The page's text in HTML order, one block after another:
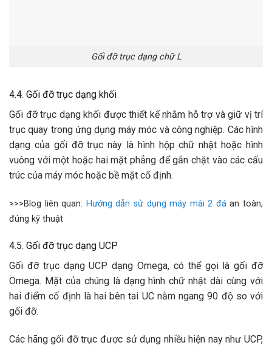
Gối đỡ trục dạng chữ L
4.4. Gối đỡ trục dạng khối
Gối đỡ trục dạng khối được thiết kế nhằm hỗ trợ và giữ vị trí
trục quay trong ứng dụng máy móc và công nghiệp. Các hình
dạng của gối đỡ trục này là hình hộp chữ nhật hoặc hình
vuông với một hoặc hai mặt phẳng để gắn chặt vào các cấu
trúc của máy móc hoặc bề mặt cố định.
>>>Blog liên quan: Hướng dẫn sử dụng máy mài 2 đáan toàn,
đúng kỹ thuật
4.5. Gối đỡ trục dạng UCP
Gối đỡ trục dạng UCP dạng Omega, có thể gọi là gối đỡ
Omega. Mặt của chúng là dạng hình chữ nhật dài cùng với
hai điểm cố định là hai bên tai UC nằm ngang 90 độ so với
gối đỡ.
Các hãng gối đỡ trục được sử dụng nhiều hiện nay như UCP,